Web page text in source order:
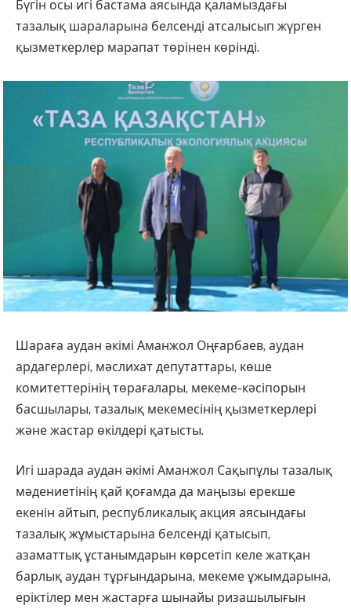
Бүгін осы игі бастама аясында қаламыздағы
тазалық шараларына белсенді атсалысып жүрген
қызметкерлер марапат төрінен көрінді.
Шараға аудан әкімі Аманжол Оңғарбаев, аудан
ардагерлері, мәслихат депутаттары, көше
комитеттерінің төрағалары, мекеме-кәсіпорын
басшылары, тазалық мекемесінің қызметкерлері
және жастар өкілдері қатысты.
Игі шарада аудан әкімі Аманжол Сақыпұлы тазалық
мәдениетінің қай қоғамда да маңызы ерекше
екенін айтып, республикалық акция аясындағы
тазалық жұмыстарына белсенді қатысып,
азаматтық ұстанымдарын көрсетіп келе жатқан
барлық аудан тұрғындарына, мекеме ұжымдарына,
еріктілер мен жастарға шынайы ризашылығын